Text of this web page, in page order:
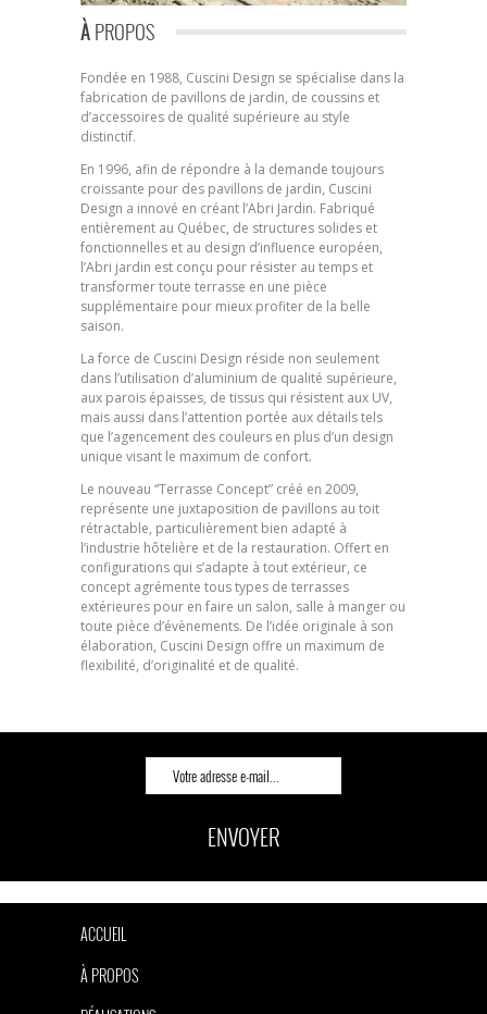
ÀPROPOS
Fondée en 1988, Cuscini Design se spécialise dans la
fabrication de pavillons de jardin, de coussins et
d’accessoires de qualité supérieure au style
distinctif.
En 1996, afin de répondre à la demande toujours
croissante pour des pavillons de jardin, Cuscini
Design a innové en créant l’Abri Jardin. Fabriqué
entièrement au Québec, de structures solides et
fonctionnelles et au design d’influence européen,
l’Abri jardin est conçu pour résister au temps et
transformer toute terrasse en une pièce
supplémentaire pour mieux profiter de la belle
saison.
La force de Cuscini Design réside non seulement
dans l’utilisation d’aluminium de qualité supérieure,
aux parois épaisses, de tissus qui résistent aux UV,
mais aussi dans l’attention portée aux détails tels
que l’agencement des couleurs en plus d’un design
unique visant le maximum de confort.
Le nouveau “Terrasse Concept” créé en 2009,
représente une juxtaposition de pavillons au toit
rétractable, particulièrement bien adapté à
l’industrie hôtelière et de la restauration. Offert en
configurations qui s’adapte à tout extérieur, ce
concept agrémente tous types de terrasses
extérieures pour en faire un salon, salle à manger ou
toute pièce d’évènements. De l’idée originale à son
élaboration, Cuscini Design offre un maximum de
flexibilité, d’originalité et de qualité.
ENVOYER
ACCUEIL
À PROPOS